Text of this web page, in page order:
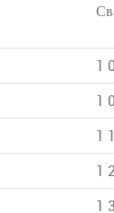
1
1
1
1
1